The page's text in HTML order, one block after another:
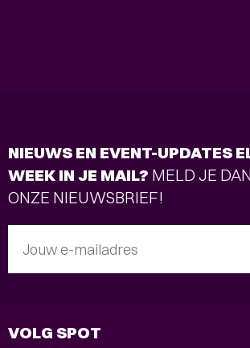
NIEUWS EN EVENT-UPDATES
WEEK IN JE MAIL? MELD JE
ONZE NIEUWSBRIEF!
Jouw e-mailadres
VOLG SPOT